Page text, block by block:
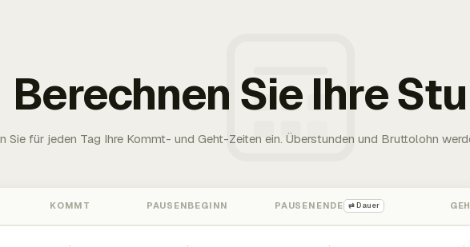
Berechnen Sie Ihre
Sie für jeden Tag Ihre Kommt- und Geht-Zeiten ein. Überstunden und Bruttolohn
KOMMT PAUSENBEGINN PAUSENENDE ⇄ Dauer